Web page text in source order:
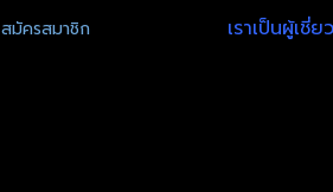
สมัครสมาชิก เราเป็นผู้เชี่